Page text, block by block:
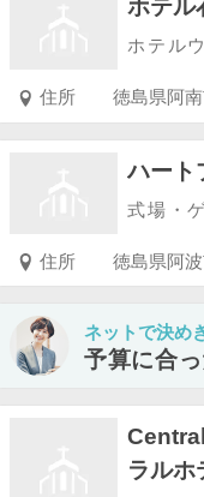
ホテル
ホテル
住所 徳島県阿
ハート
式場・
住所 徳島県阿
ネットで決め
予算に合
ラルホ